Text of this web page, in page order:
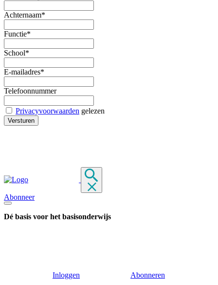
Achternaam*
Functie*
School*
E-mailadres*
Telefoonnummer
Privacyvoorwaarden gelezen
Abonneer
Dé basis voor het basisonderwijs
Inloggen Abonneren